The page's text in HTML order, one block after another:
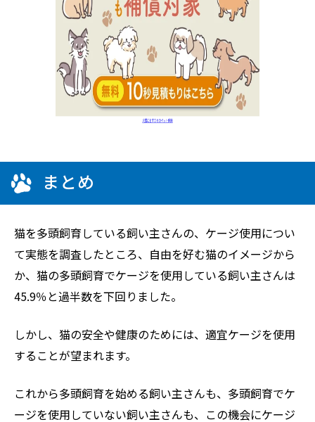
まとめ
猫を多頭飼育している飼い主さんの、ケージ使用につい
て実態を調査したところ、自由を好む猫のイメージから
か、猫の多頭飼育でケージを使用している飼い主さんは
45.9％と過半数を下回りました。
しかし、猫の安全や健康のためには、適宜ケージを使用
することが望まれます。
これから多頭飼育を始める飼い主さんも、多頭飼育でケ
ージを使用していない飼い主さんも、この機会にケージ